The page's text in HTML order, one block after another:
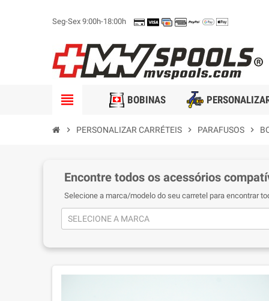
Seg-Sex 9:00h-18:00h
view_headline BOBINAS
chevron_right PERSONALIZAR CARRÉTEIS chevron_right PARAFUSOS chevron_right
Encontre todos os acessórios
Selecione a marca/modelo do seu carretel para encontrar
SELECIONE A MARCA